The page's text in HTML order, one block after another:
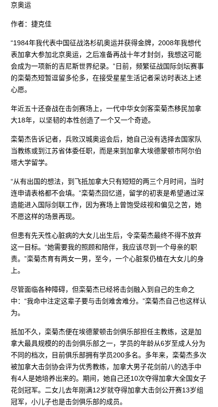
京奥运
作者：捷克佳
“1984年我代表中国征战洛杉矶奥运并获得金牌，2008年我想代
表加拿大参加北京奥运，之后准备再战十年才封剑，我想这可能
会成为一项新的吉尼斯世界纪录。”日前，频繁征战国际剑坛赛事
的栾菊杰短暂逗留多伦多，在接受星星生活记者采访时表达上述
心愿。
年近五十还奋战在击剑赛场上，一代中华女剑客栾菊杰移民加拿
大18年，以坚韧的本性创造了一个又一个奇迹。
栾菊杰告诉记者，兵败汉城奥运会后，她自己没有选择去国家队
当教练或到江苏省体委任职，而是来到加拿大埃德蒙顿市阿尔伯
塔大学留学。
“从有出国的想法，到飞抵加拿大只有短短的两三个月时间，当时
连申请表格都不会填。”栾菊杰回忆道，留学的初衷是希望通过深
造能进入国际剑联工作，因为赛场上曾饱受歧视和偏见之苦，她
不愿这样的场景再现。
但患有先天性心脏病的大女儿出生后，令栾菊杰最终不得不放弃
这一目标。“她需要我的照顾和陪伴，我应该尽到一个母亲的职
责。”栾菊杰育有两女一男，至今，一个心脏泵仍植在大女儿的身
上。
尽管面临各种障碍，但栾菊杰已经将击剑融入到自己的生命之
中：“我命中注定这辈子要与击剑难舍难分。”栾菊杰自己也这样认
为。
抵加不久，栾菊杰便在埃德蒙顿击剑俱乐部担任主教练，这是加
拿大最具规模的的击剑俱乐部之一，学员的年龄从6岁至成人分为
不同的档次，目前俱乐部拥有学员200多名。多年来，栾菊杰多次
被加拿大击剑协会评为优秀教练，加拿大男子花剑前八的选手中
有4人是她培养出来的。期间，她自己还10次夺得加拿大全国女子
花剑冠军。二女儿去年刚满12岁就夺得加拿大击剑公开赛13岁组
冠军，小儿子也是击剑俱乐部的成员。